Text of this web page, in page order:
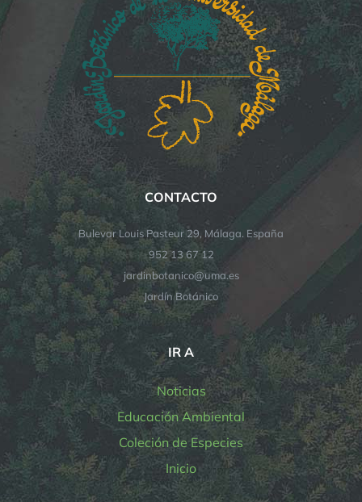
CONTACTO
Bulevar Louis Pasteur 29, Málaga. España
952 13 67 12
jardinbotanico@uma.es
Jardín Botánico
IR A
Noticias
Educación Ambiental
Coleción de Especies
Inicio